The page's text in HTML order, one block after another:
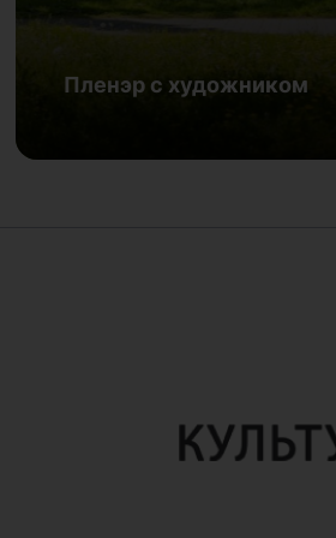
Подробнее
Пленэр с художником